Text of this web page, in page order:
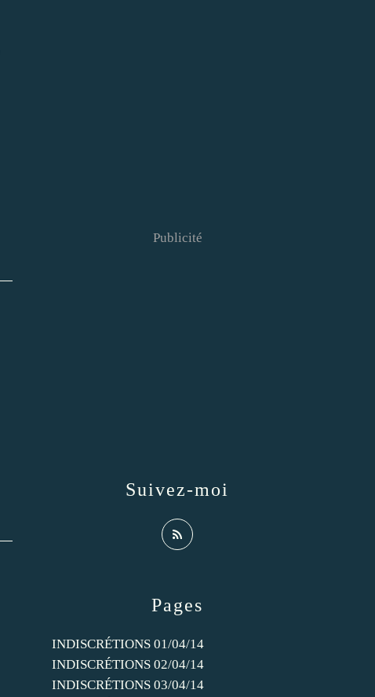
Pages
INDISCRÉTIONS 01/04/14
INDISCRÉTIONS 02/04/14
INDISCRÉTIONS 03/04/14
Suivez-moi
Publicité